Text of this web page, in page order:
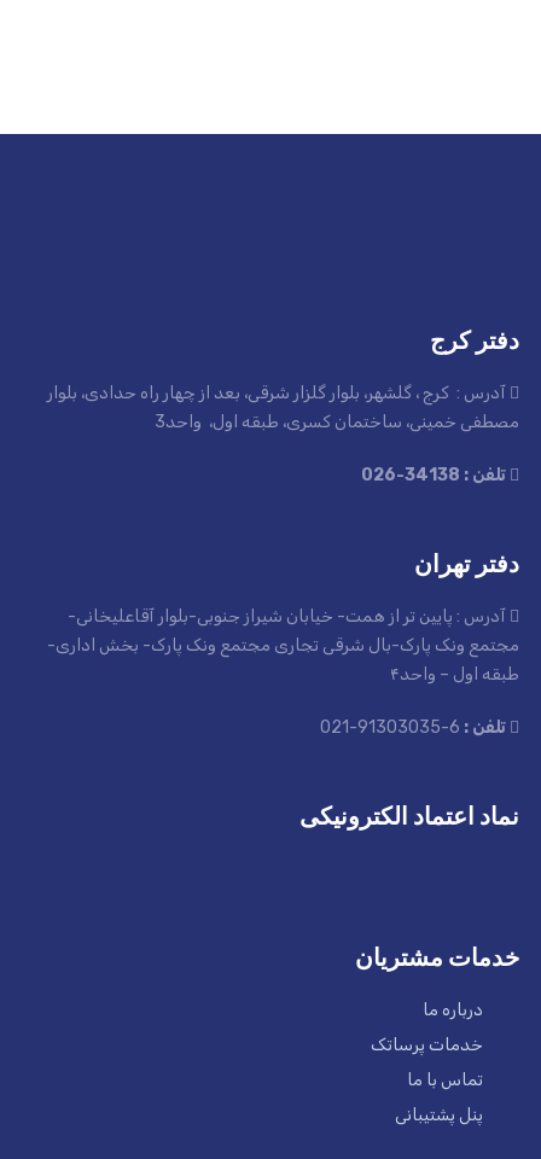
دفتر کرج
آدرس : کرج ، گلشهر، بلوار گلزار شرقی، بعد از چهار راه حدادی، بلوار
مصطفی خمینی، ساختمان کسری، طبقه اول، واحد3
تلفن : 34138-026
دفتر تهران
آدرس : پایین تر از همت- خیابان شیراز جنوبی-بلوار آقاعلیخانی-
مجتمع ونک پارک-بال شرقی تجاری مجتمع ونک پارک- بخش اداری-
طبقه اول – واحد۴
تلفن : 6-91303035-021
نماد اعتماد الکترونیکی
خدمات مشتریان
درباره ما
خدمات پرساتک
تماس با ما
پنل پشتیبانی